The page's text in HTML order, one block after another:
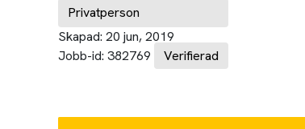
Privatperson
Skapad: 20 jun, 2019
Jobb-id: 382769
Verifierad